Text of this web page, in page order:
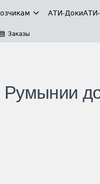
АТИ-Доки
Заказы
Румынии